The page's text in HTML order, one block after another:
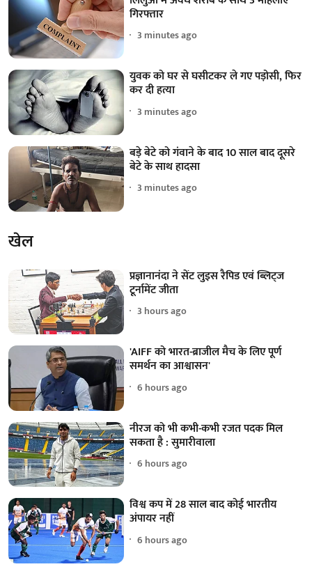
गिरफ्तार
3 minutes ago
युवक को घर से घसीटकर ले गए पड़ोसी, फिर
कर दी हत्या
3 minutes ago
बड़े बेटे को गंवाने के बाद 10 साल बाद दूसरे
बेटे के साथ हादसा
3 minutes ago
खेल
प्रज्ञानानंदा ने सेंट लुइस रैपिड एवं ब्लिट्ज
टूर्नामेंट जीता
3 hours ago
'AIFF को भारत-ब्राजील मैच के लिए पूर्ण
समर्थन का आश्वासन'
6 hours ago
नीरज को भी कभी-कभी रजत पदक मिल
सकता है : सुमारीवाला
6 hours ago
विश्व कप में 28 साल बाद कोई भारतीय
अंपायर नहीं
6 hours ago